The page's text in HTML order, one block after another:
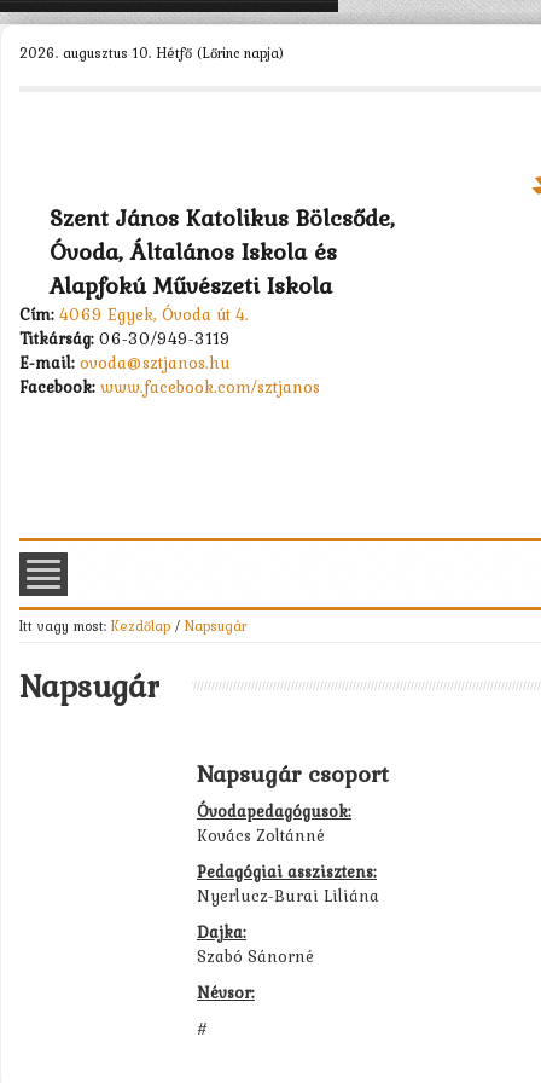
2026. augusztus 10. Hétfő (Lőrinc napja)
Szent János Katolikus Bölcsőde,
Óvoda, Általános Iskola és
Alapfokú Művészeti Iskola
Cím: 4069 Egyek, Óvoda út 4.
Titkárság: 06-30/949-3119
E-mail: ovoda@sztjanos.hu
Facebook: www.facebook.com/sztjanos
Itt vagy most: Kezdőlap / Napsugár
Napsugár
Napsugár csoport
Óvodapedagógusok:
Kovács Zoltánné
Pedagógiai asszisztens:
Nyerlucz-Burai Liliána
Dajka:
Szabó Sánorné
Névsor:
#
KEZDŐLAP
PÁLYÁZATOK >
KAPCSOLAT